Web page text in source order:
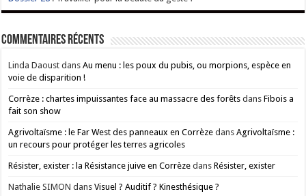
Commentaires récents
Linda Daoust dansAu menu : les poux du pubis, ou morpions, espèce en
voie de disparition !
Corrèze : chartes impuissantes face au massacre des forêts dansFibois a
fait son show
Agrivoltaïsme : le Far West des panneaux en Corrèze dansAgrivoltaïsme :
un recours pour protéger les terres agricoles
Résister, exister : la Résistance juive en Corrèze dansRésister, exister
Nathalie SIMON dansVisuel ? Auditif ? Kinesthésique ?